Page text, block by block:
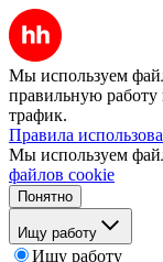
Мы используем
правильную работу
трафик.
Правила
Мы используем
файлов cookie
Понятно
Ищу работу
Ищу работу